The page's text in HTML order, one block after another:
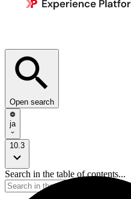
Open search
ja
10.3
Search in the table of contents...